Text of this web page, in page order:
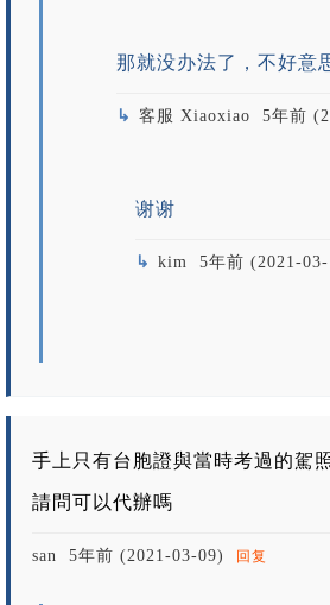
那就没办法了，不好意
客服 Xiaoxiao 5年前
谢谢
kim 5年前 (2021-03-
手上只有台胞證與當時考過的駕
請問可以代辦嗎
san 5年前 (2021-03-09) 回复